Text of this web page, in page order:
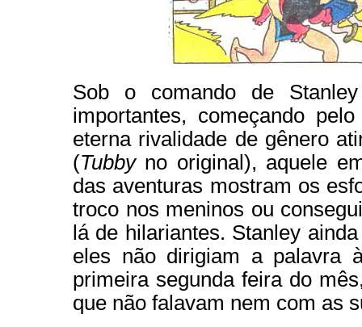
Sob o comando de
importantes, começando
eterna rivalidade de gênero
(Tubbyno original), aquele
das aventuras mostram os
troco nos meninos ou
lá de hilariantes. Stanley
eles não dirigiam a palavra
primeira segunda feira do
que não falavam nem com as